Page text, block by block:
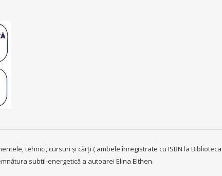
tehnici, cursuri și cărți ( ambele înregistrate cu ISBN la
subtil-energetică a autoarei Elina Elthen.